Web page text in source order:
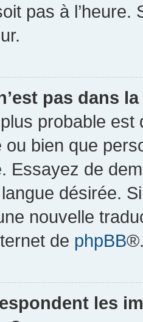
pas à l’heure.
pas dans
probable est
bien que
Essayez de
désirée.
nouvelle
de phpBB
les